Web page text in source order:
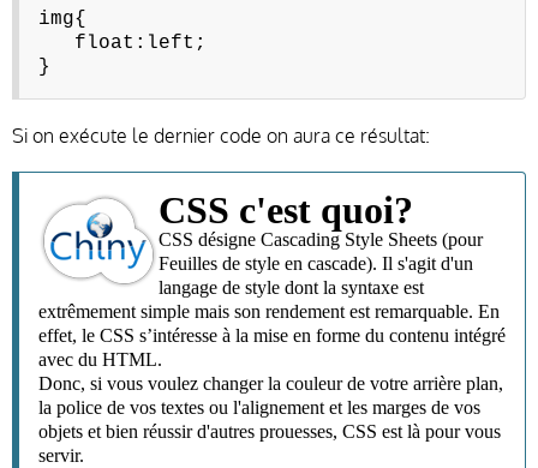
img{
float:left;
}
Si on exécute le dernier code on aura ce résultat:
CSS c'est quoi?
CSS désigne Cascading Style Sheets (pour
Feuilles de style en cascade). Il s'agit d'un
langage de style dont la syntaxe est
extrêmement simple mais son rendement est remarquable. En
effet, le CSS s’intéresse à la mise en forme du contenu intégré
avec du HTML.
Donc, si vous voulez changer la couleur de votre arrière plan,
la police de vos textes ou l'alignement et les marges de vos
objets et bien réussir d'autres prouesses, CSS est là pour vous
servir.